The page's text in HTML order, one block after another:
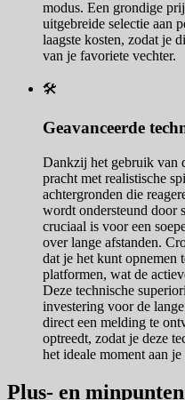
modus. Een grondige
uitgebreide selectie aan
laagste kosten, zodat je
van je favoriete vechter.
🛠️
Geavanceerde
Dankzij het gebruik van
pracht met realistische
achtergronden die
wordt ondersteund door
cruciaal is voor een
over lange afstanden.
dat je het kunt opnemen
platformen, wat de
Deze technische
investering voor de
direct een melding te
optreedt, zodat je deze
het ideale moment aan
Plus- en minpunten